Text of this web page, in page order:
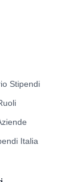
Stipendi
Italia